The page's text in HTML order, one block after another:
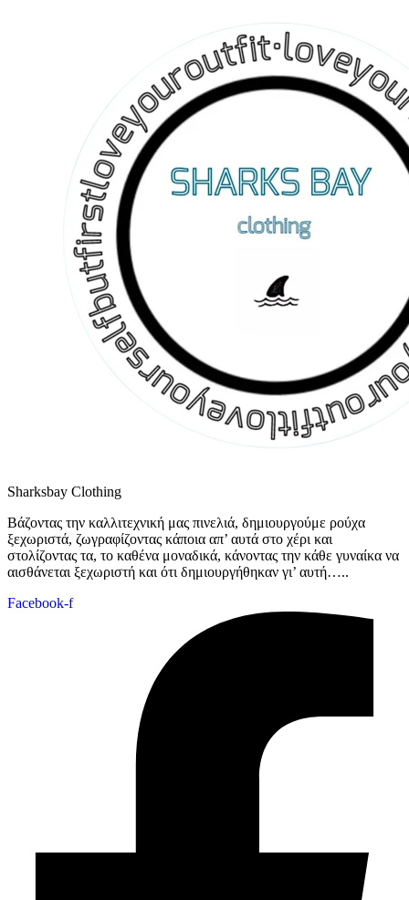
Sharksbay Clothing
Βάζοντας την καλλιτεχνική μας πινελιά, δημιουργούμε ρούχα
ξεχωριστά, ζωγραφίζοντας κάποια απ’ αυτά στο χέρι και
στολίζοντας τα, το καθένα μοναδικά, κάνοντας την κάθε γυναίκα να
αισθάνεται ξεχωριστή και ότι δημιουργήθηκαν γι’ αυτή…..
Facebook-f